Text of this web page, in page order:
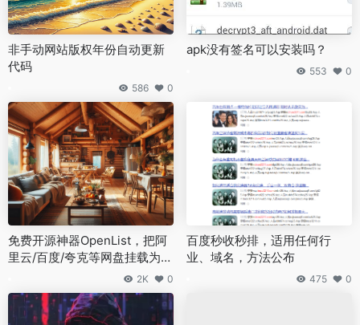
非手动网站版权年份自动更新
代码
586 0
apk没有签名可以安装吗？
553 0
免费开源神器OpenList，把阿
里云/百度/夸克等网盘挂载为本
地硬盘！搭配RaiDrive，全网
网盘秒变本地F盘！
2K 0
百度秒收秒排，适用任何行
业、域名，方法公布
475 0